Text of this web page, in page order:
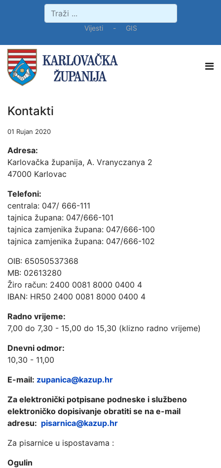
Vijesti- GIS
Kontakti
01 Rujan 2020
Adresa:
Karlovačka županija, A. Vranyczanya 2
47000 Karlovac
Telefoni:
centrala: 047/ 666-111
tajnica župana: 047/666-101
tajnica zamjenika župana: 047/666-100
tajnica zamjenika župana: 047/666-102
OIB: 65050537368
MB: 02613280
Žiro račun: 2400 0081 8000 0400 4
IBAN: HR50 2400 0081 8000 0400 4
Radno vrijeme:
7,00 do 7,30 - 15,00 do 15,30 (klizno radno vrijeme)
Dnevni odmor:
10,30 - 11,00
E-mail: zupanica@kazup.hr
Za elektronički potpisane podneske i službeno
elektroničko dopisivanje obratiti se na e-mail
adresu: pisarnica@kazup.hr
Za pisarnice u ispostavama :
Ogulin